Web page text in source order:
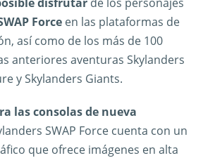
Force en las plataformas de
así como de los más de 100
anteriores aventuras Skylanders
y Skylanders Giants.
las consolas de nueva
SWAP Force cuenta con un
que ofrece imágenes en alta